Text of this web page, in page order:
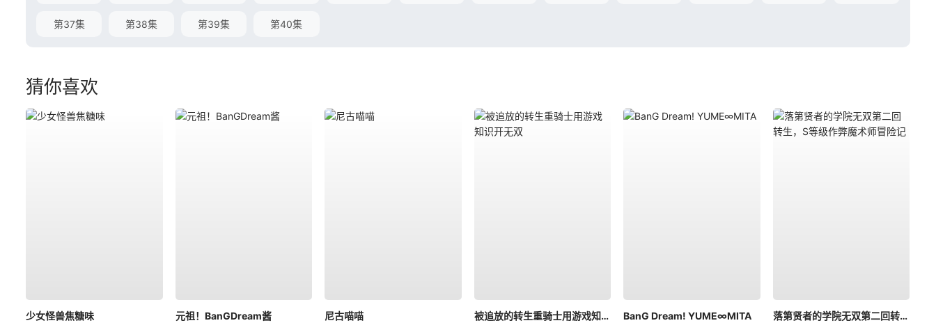
第37集 第38集 第39集 第40集
猜你喜欢
少女怪兽焦糖味
元祖！BanGDream酱
尼古喵喵
被追放的转生重骑士用游戏知识开无双
BanG Dream! YUME∞MITA
落第贤者的学院无双第二回转生，S等级作弊魔术师冒险记